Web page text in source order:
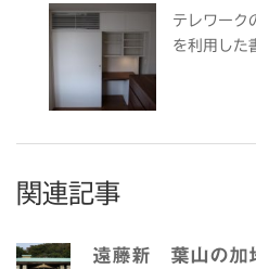
テレワー
を利用した
関連記事
遠藤新 葉山の加